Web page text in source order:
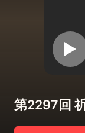
第2297回